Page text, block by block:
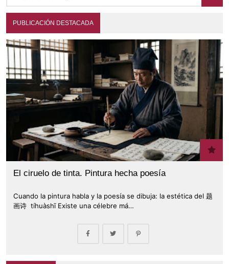
PUBLICACIÓN DESTACADA
El ciruelo de tinta. Pintura hecha poesía
Cuando la pintura habla y la poesía se dibuja: la estética del 题
画诗 tíhuàshī Existe una célebre má…